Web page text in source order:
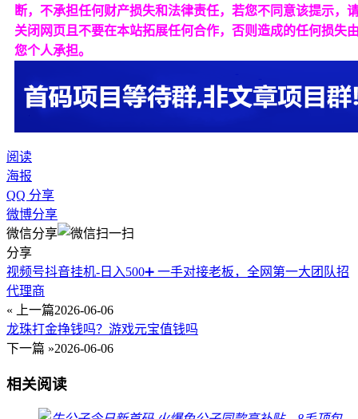
断，不承担任何财产损失和法律责任，若您不同意该提示，
关闭网页且不要在本站拓展任何合作，否则造成的任何损失
您个人承担。
阅读
海报
QQ 分享
微博分享
微信分享
分享
视频号抖音挂机-日入500➕ 一手对接老板，全网第一大团队招
代理商
« 上一篇2026-06-06
龙珠打金挣钱吗？游戏元宝值钱吗
下一篇 »2026-06-06
相关阅读